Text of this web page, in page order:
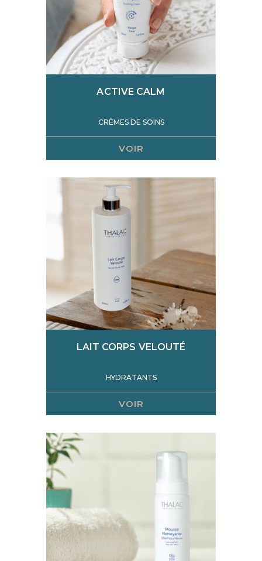
ACTIVE CALM
CRÈMES DE SOINS
VOIR
LAIT CORPS VELOUTÉ
HYDRATANTS
VOIR